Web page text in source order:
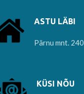
ASTU LÄBI
Pärnu mnt. 240
KÜSI NÕU